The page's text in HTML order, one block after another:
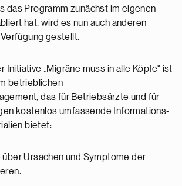
das Programm zunächst im eigenen
hat, wird es nun auch anderen
gestellt.
Initiative „Migräne muss in alle Köpfe“ ist
betrieblichen
das für Betriebsärzte und für
kostenlos umfassende Informations-
bietet:
über Ursachen und Symptome der